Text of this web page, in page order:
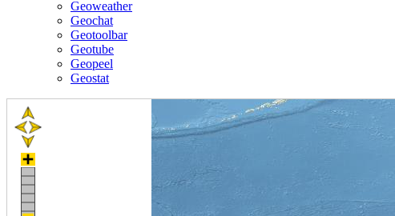
Geoweather
Geochat
Geotoolbar
Geotube
Geopeel
Geostat